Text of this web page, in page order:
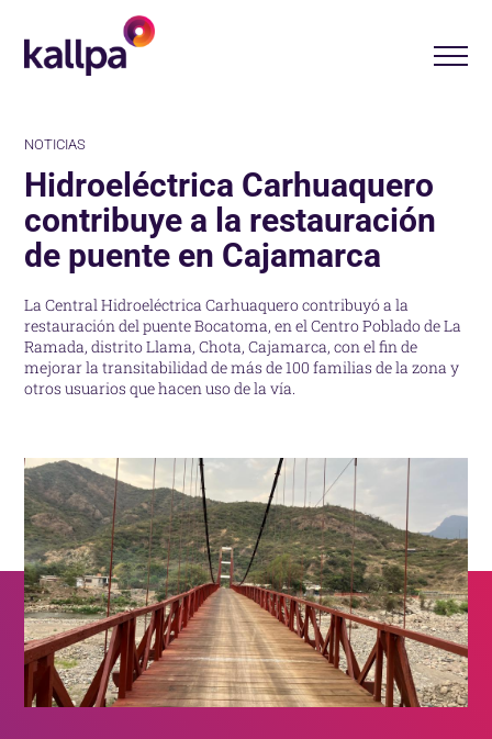
NOTICIAS
Hidroeléctrica Carhuaquero
contribuye a la restauración
de puente en Cajamarca
La Central Hidroeléctrica Carhuaquero contribuyó a la
restauración del puente Bocatoma, en el Centro Poblado de La
Ramada, distrito Llama, Chota, Cajamarca, con el fin de
mejorar la transitabilidad de más de 100 familias de la zona y
otros usuarios que hacen uso de la vía.